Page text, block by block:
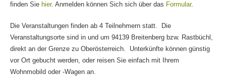
finden Sie hier. Anmelden können Sich sich über das Formular.
Die Veranstaltungen finden ab 4 Teilnehmern statt. Die
Veranstaltungsorte sind in und um 94139 Breitenberg bzw. Rastbüchl,
direkt an der Grenze zu Oberösterreich. Unterkünfte können günstig
vor Ort gebucht werden, oder reisen Sie einfach mit Ihrem
Wohnmobild oder -Wagen an.